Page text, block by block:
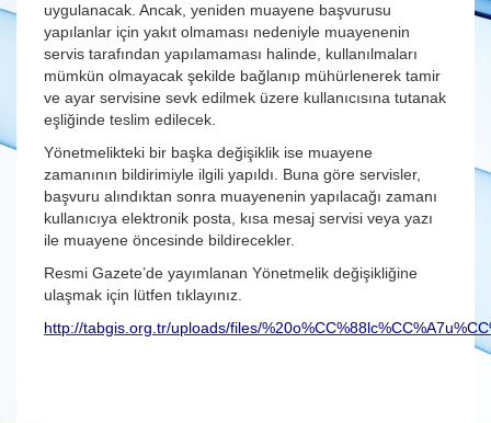
uygulanacak. Ancak, yeniden muayene başvurusu
yapılanlar için yakıt olmaması nedeniyle muayenenin
servis tarafından yapılamaması halinde, kullanılmaları
mümkün olmayacak şekilde bağlanıp mühürlenerek tamir
ve ayar servisine sevk edilmek üzere kullanıcısına tutanak
eşliğinde teslim edilecek.
Yönetmelikteki bir başka değişiklik ise muayene
zamanının bildirimiyle ilgili yapıldı. Buna göre servisler,
başvuru alındıktan sonra muayenenin yapılacağı zamanı
kullanıcıya elektronik posta, kısa mesaj servisi veya yazı
ile muayene öncesinde bildirecekler.
Resmi Gazete’de yayımlanan Yönetmelik değişikliğine
ulaşmak için lütfen tıklayınız.
http://tabgis.org.tr/uploads/files/